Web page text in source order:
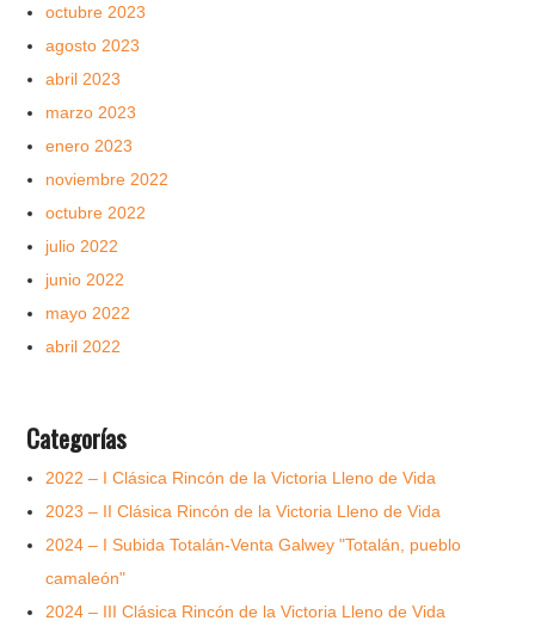
octubre 2023
agosto 2023
abril 2023
marzo 2023
enero 2023
noviembre 2022
octubre 2022
julio 2022
junio 2022
mayo 2022
abril 2022
Categorías
2022 – I Clásica Rincón de la Victoria Lleno de Vida
2023 – II Clásica Rincón de la Victoria Lleno de Vida
2024 – I Subida Totalán-Venta Galwey "Totalán, pueblo
camaleón"
2024 – III Clásica Rincón de la Victoria Lleno de Vida